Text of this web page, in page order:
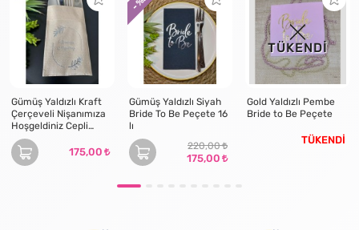
Gümüş Yaldızlı Kraft
Çerçeveli Nişanımıza
Hoşgeldiniz Cepli
Peçete 12 Adet 40x40
175,00
Gümüş Yaldızlı Siyah
Bride To Be Peçete 16
lı
220,00
175,00
- %
TÜKENDİ
Gold Yaldızlı Pembe
Bride to Be Peçete
TÜKENDİ